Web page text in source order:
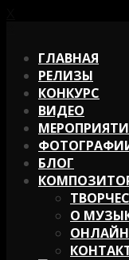
ГЛАВНАЯ
РЕЛИЗЫ
КОНКУРС
ВИДЕО
БЛОГ
О